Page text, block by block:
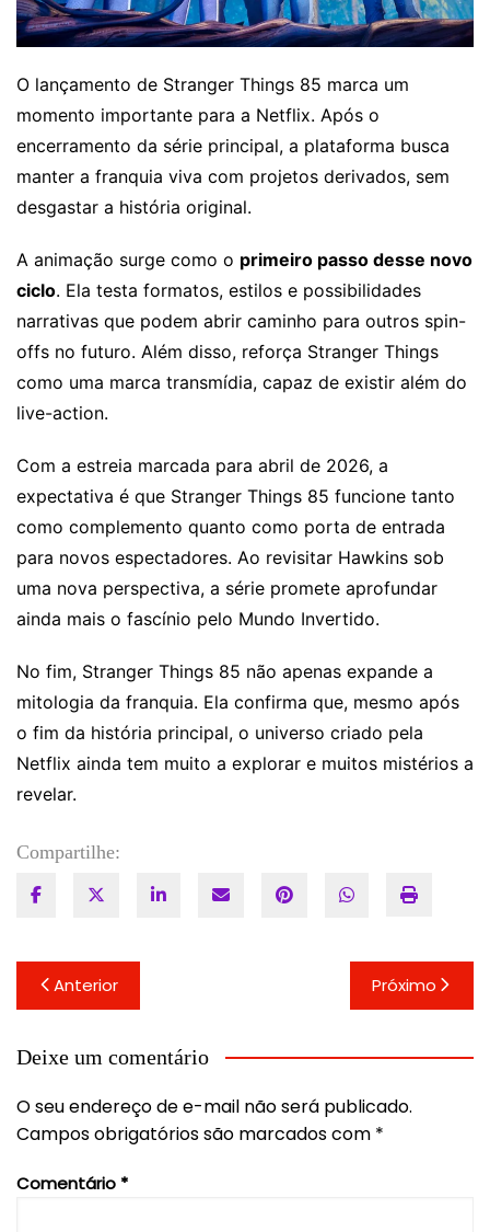
O lançamento de Stranger Things 85 marca um
momento importante para a Netflix. Após o
encerramento da série principal, a plataforma busca
manter a franquia viva com projetos derivados, sem
desgastar a história original.
A animação surge como o primeiro passo desse novo
ciclo. Ela testa formatos, estilos e possibilidades
narrativas que podem abrir caminho para outros spin-
offs no futuro. Além disso, reforça Stranger Things
como uma marca transmídia, capaz de existir além do
live-action.
Com a estreia marcada para abril de 2026, a
expectativa é que Stranger Things 85 funcione tanto
como complemento quanto como porta de entrada
para novos espectadores. Ao revisitar Hawkins sob
uma nova perspectiva, a série promete aprofundar
ainda mais o fascínio pelo Mundo Invertido.
No fim, Stranger Things 85 não apenas expande a
mitologia da franquia. Ela confirma que, mesmo após
o fim da história principal, o universo criado pela
Netflix ainda tem muito a explorar e muitos mistérios a
revelar.
Compartilhe:
Navegação
de
Post
Anterior Próximo
Deixe um comentário
O seu endereço de e-mail não será publicado.
Campos obrigatórios são marcados com *
Comentário *